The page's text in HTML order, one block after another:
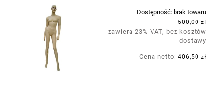
Dostępność: brak towaru
500,00 zł
zawiera 23% VAT, bez kosztów
dostawy
Cena netto: 406,50 zł